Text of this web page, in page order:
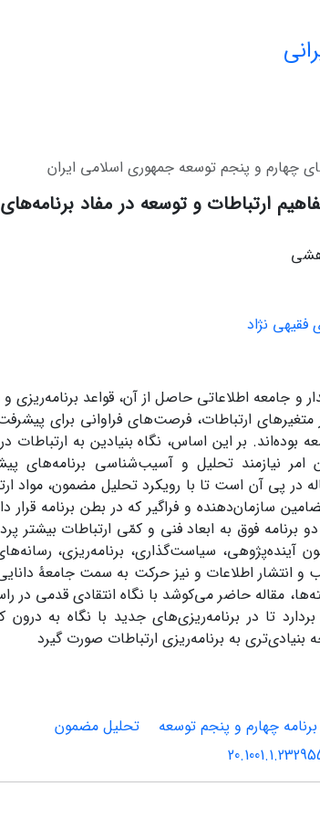
چهارم و پنجم توسعه جمهوری اسلامی ایران
ارتباطات و توسعه در مفاد
فقیهی نژاد
و جامعه اطلاعاتی حاصل از آن، قواعد
متغیرهای ارتباطات، فرصت‌های فراوانی برای
بوده‌اند. بر این اساس، نگاه بنیادین به
نیازمند تحلیل و آسیب‌شناسی برنامه‌های
در پی آن است تا با رویکرد تحلیل مضمون، مواد
سازمان‌دهنده و فراگیر که در بطن برنامه
برنامه فوق به ابعاد فنی و کمّی ارتباطات بیشتر
آینده‌پژوهی، سیاست‌گذاری، برنامه‌ریزی،
انتشار اطلاعات و نیز حرکت به سمت جامعۀ
مقاله حاضر می‌کوشد با نگاه انتقادی قدمی در
بردارد تا در برنامه‌ریزی‌های جدید با نگاه به
بنیادی‌تری به برنامه‌ریزی ارتباطات صورت گیرد
برنامه چهارم و پنجم توسعه
تحلیل مضمون